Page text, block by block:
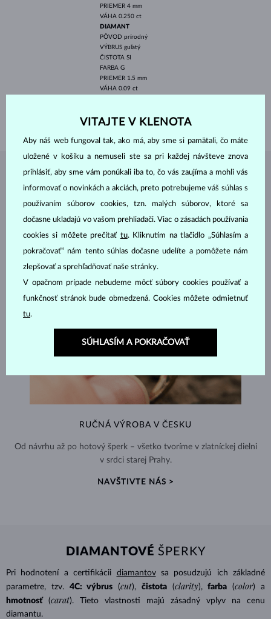
PRIEMER 4 mm
VÁHA 0.250 ct
DIAMANT
PÔVOD prírodný
VÝBRUS guľatý
ČISTOTA SI
FARBA G
PRIEMER 1.5 mm
VÁHA 0.09 ct
2.40 g
ŠPERKY ZATELIÉRU KLENOTA
RUČNÁ VÝROBA V ČESKU
Od návrhu až po hotový šperk – všetko tvoríme v zlatníckej dielni
v srdci starej Prahy.
NAVŠTIVTE NÁS >
DIAMANTOVÉ ŠPERKY
Pri hodnotení a certifikácii diamantovsa posudzujú ich základné
parametre, tzv.
4C: výbrus (cut), čistota (clarity), farba (color) a
hmotnosť
(carat). Tieto vlastnosti majú zásadný vplyv na cenu
diamantu.
VITAJTE V KLENOTA
Aby náš web fungoval tak, ako má, aby sme si pamätali, čo máte
uložené v košíku a nemuseli ste sa pri každej návšteve znova
prihlásiť, aby sme vám ponúkali iba to, čo vás zaujíma a mohli vás
informovať o novinkách a akciách, preto potrebujeme váš súhlas s
používaním súborov cookies, tzn. malých súborov, ktoré sa
dočasne ukladajú vo vašom prehliadači. Viac o zásadách používania
cookies si môžete prečítať tu. Kliknutím na tlačidlo „Súhlasím a
pokračovať“ nám tento súhlas dočasne udelíte a pomôžete nám
zlepšovať a sprehľadňovať naše stránky.
V opačnom prípade nebudeme môcť súbory cookies používať a
funkčnosť stránok bude obmedzená. Cookies môžete odmietnuť
tu.
SÚHLASÍM A POKRAČOVAŤ